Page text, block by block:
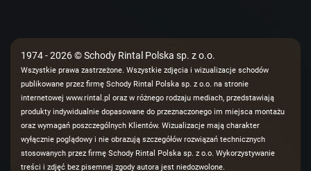
1974 - 2026 © Schody Rintal Polska sp. z o.o.
Wszystkie prawa zastrzeżone. Wszystkie zdjęcia i wizualizacje schodów
publikowane przez firmę Schody Rintal Polska sp. z o.o. na stronie
internetowej www.rintal.pl oraz w różnego rodzaju mediach, przedstawiają
produkty indywidualnie dopasowane do przeznaczonego im miejsca montażu
oraz wymagań poszczególnych Klientów. Wizualizacje mają charakter
wyłącznie poglądowy i nie obrazują szczegółów rozwiązań technicznych
stosowanych przez firmę Schody Rintal Polska sp. z o.o. Wykorzystywanie
treści i zdjęć bez pisemnej zgody autora jest niedozwolone.